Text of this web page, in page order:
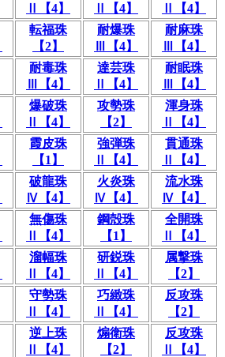
Ⅱ【4】
Ⅱ【4】
Ⅱ【4】
転福珠
【2】
耐爆珠
Ⅲ【4】
耐麻珠
Ⅲ【4】
耐毒珠
Ⅲ【4】
達芸珠
Ⅱ【4】
耐眠珠
Ⅲ【4】
爆破珠
Ⅱ【4】
攻勢珠
【2】
渾身珠
Ⅱ【4】
霞皮珠
【1】
強弾珠
Ⅱ【4】
貫通珠
Ⅱ【4】
破龍珠
Ⅳ【4】
火炎珠
Ⅳ【4】
流水珠
Ⅳ【4】
無傷珠
Ⅱ【4】
鋼殻珠
【1】
全開珠
Ⅱ【4】
溜幅珠
Ⅱ【4】
研鋭珠
Ⅱ【4】
属撃珠
【2】
守勢珠
Ⅱ【4】
巧緻珠
Ⅱ【4】
反攻珠
【2】
逆上珠
Ⅱ【4】
煽衛珠
【2】
反攻珠
Ⅱ【4】